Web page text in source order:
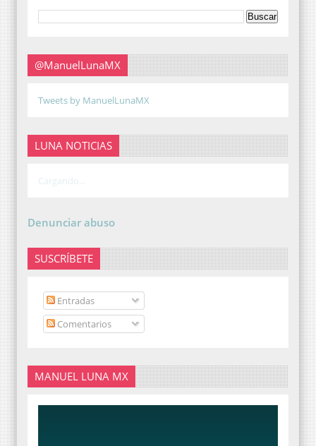
@ManuelLunaMX
Tweets by ManuelLunaMX
LUNA NOTICIAS
Cargando...
Denunciar abuso
SUSCRÍBETE
Entradas
Comentarios
MANUEL LUNA MX